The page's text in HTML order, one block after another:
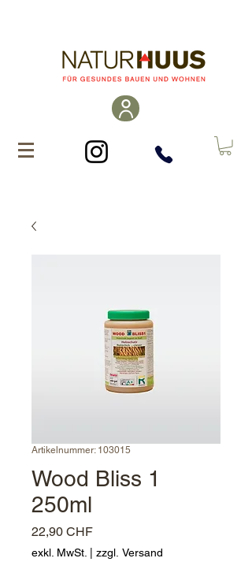
Artikelnummer: 103015
Wood Bliss 1
250ml
22,90 CHFPreis
exkl. MwSt. | zzgl. Versand